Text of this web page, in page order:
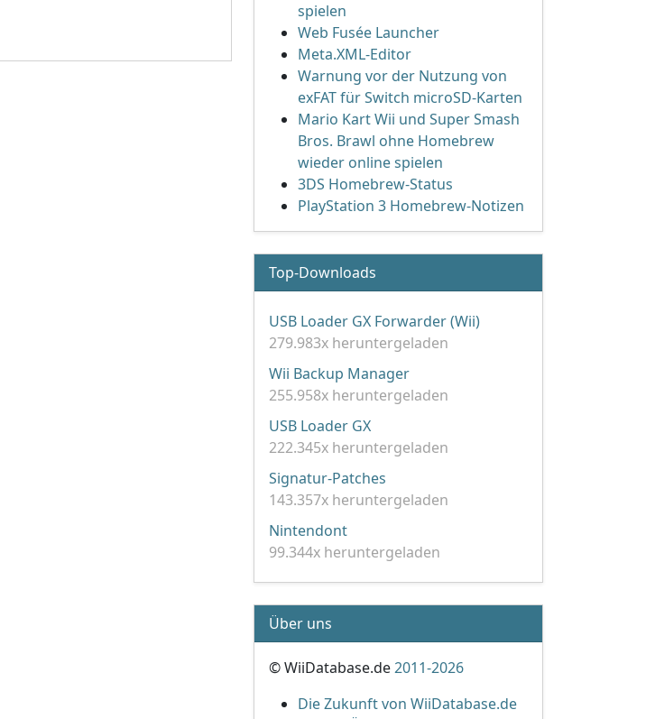
spielen
Web Fusée Launcher
Meta.XML-Editor
Warnung vor der Nutzung von
exFAT für Switch microSD-Karten
Mario Kart Wii und Super Smash
Bros. Brawl ohne Homebrew
wieder online spielen
3DS Homebrew-Status
PlayStation 3 Homebrew-Notizen
Top-Downloads
USB Loader GX Forwarder (Wii)
279.983x heruntergeladen
Wii Backup Manager
255.958x heruntergeladen
USB Loader GX
222.345x heruntergeladen
Signatur-Patches
143.357x heruntergeladen
Nintendont
99.344x heruntergeladen
Über uns
© WiiDatabase.de2011-2026
Die Zukunft von WiiDatabase.de